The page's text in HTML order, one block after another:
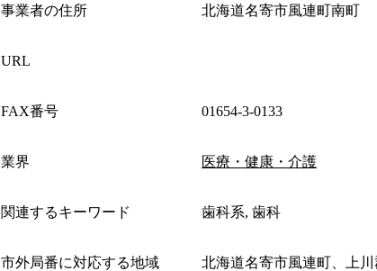
事業者の住所 北海道名寄市風連町南町
URL
FAX番号 01654-3-0133
業界 医療・健康・介護
関連するキーワード 歯科系, 歯科
市外局番に対応する地域 北海道名寄市風連町、上